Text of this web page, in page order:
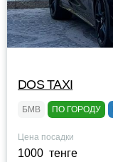
DOS TAXI
БМВ ПО ГОРОДУ
Цена посадки
1000 тенге